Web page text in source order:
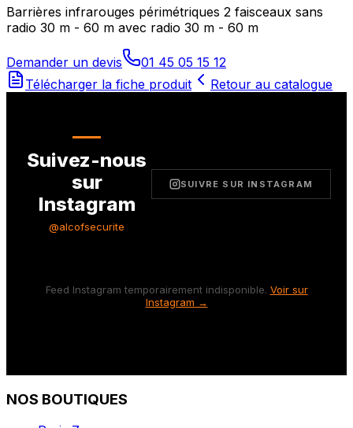
Barrières infrarouges périmétriques 2 faisceaux sans
radio 30 m - 60 m avec radio 30 m - 60 m
Demander un devis
01 45 05 15 12
Télécharger la fiche produit
Retour au catalogue
Suivez-nous
sur
Instagram
@alcofsecurite
SUIVRE SUR INSTAGRAM
Feed Instagram temporairement indisponible. Voir sur
Instagram →
NOS BOUTIQUES